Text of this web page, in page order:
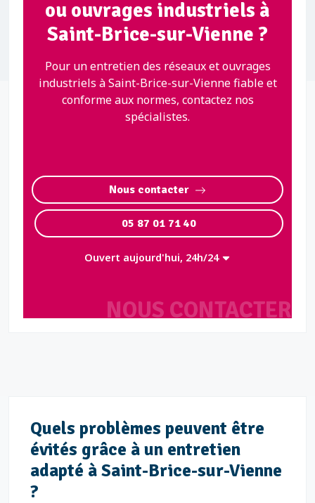
NOUS CONTACTER
ou ouvrages industriels à
Saint-Brice-sur-Vienne ?
Pour un entretien des réseaux et ouvrages
industriels à Saint-Brice-sur-Vienne fiable et
conforme aux normes, contactez nos
spécialistes.
Nous contacter
05 87 01 71 40
Ouvert aujourd'hui, 24h/24
Quels problèmes peuvent être
évités grâce à un entretien
adapté à Saint-Brice-sur-Vienne
?